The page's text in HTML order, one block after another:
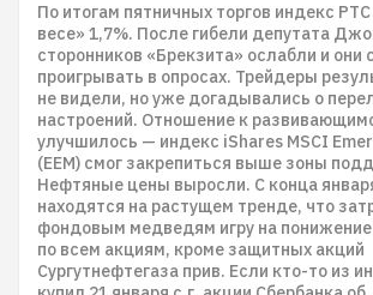
По итогам пятничных торгов индекс
весе» 1,7%. После гибели депутата
сторонников «Брекзита» ослабли и они
проигрывать в опросах. Трейдеры
не видели, но уже догадывались о
настроений. Отношение к
улучшилось — индекс iShares MSCI
(EEM) смог закрепиться выше зоны
Нефтяные цены выросли. С конца
находятся на растущем тренде, что
фондовым медведям игру на понижение
по всем акциям, кроме защитных акций
Сургутнефтегаза прив. Если кто-то из